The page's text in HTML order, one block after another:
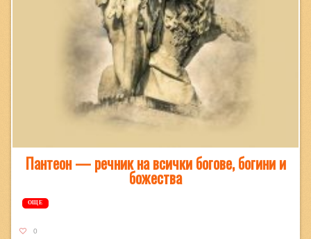
Пантеон — речник на всички богове, богини и
божества
ОЩЕ
0